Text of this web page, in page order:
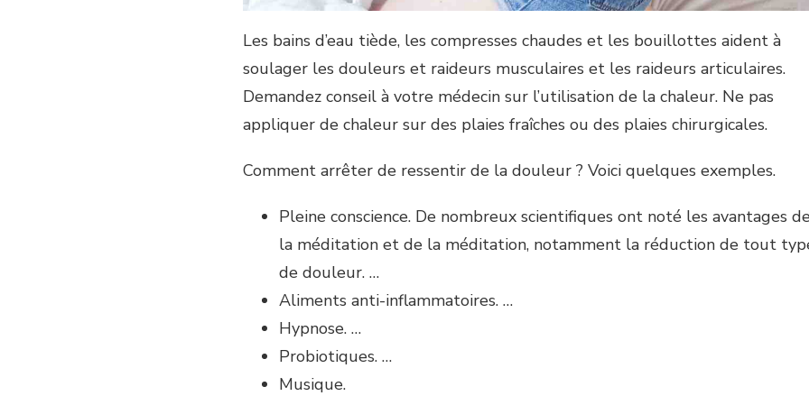
Les bains d’eau tiède, les compresses chaudes et les bouillottes aident à
soulager les douleurs et raideurs musculaires et les raideurs articulaires.
Demandez conseil à votre médecin sur l’utilisation de la chaleur. Ne pas
appliquer de chaleur sur des plaies fraîches ou des plaies chirurgicales.
Comment arrêter de ressentir de la douleur ? Voici quelques exemples.
Pleine conscience. De nombreux scientifiques ont noté les avantages
la méditation et de la méditation, notamment la réduction de tout
de douleur. …
Aliments anti-inflammatoires. …
Hypnose. …
Probiotiques. …
Musique.